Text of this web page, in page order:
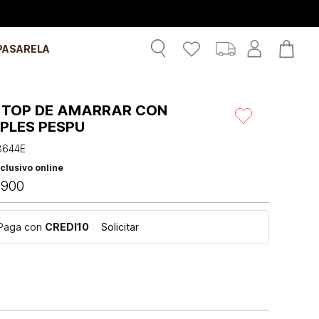
DE AMARRAR CON
PESPU
online
900
con CREDI10 Solicitar